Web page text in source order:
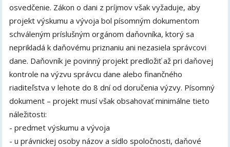
osvedčenie. Zákon o dani z príjmov však vyžaduje, aby
projekt výskumu a vývoja bol písomným dokumentom
schváleným príslušným orgánom daňovníka, ktorý sa
neprikladá k daňovému priznaniu ani nezasiela správcovi
dane. Daňovník je povinný projekt predložiť až pri daňovej
kontrole na výzvu správcu dane alebo finančného
riaditeľstva v lehote do 8 dní od doručenia výzvy. Písomný
dokument – projekt musí však obsahovať minimálne tieto
náležitosti:
- predmet výskumu a vývoja
- u právnickej osoby názov a sídlo spoločnosti, daňové